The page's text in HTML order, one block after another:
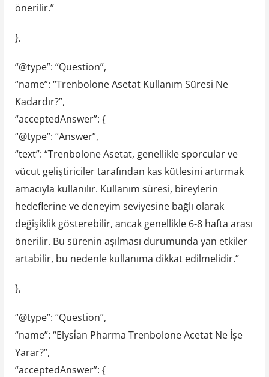
önerilir.”
},
“@type”: “Question”,
“name”: “Trenbolone Asetat Kullanım Süresi Ne
Kadardır?”,
“acceptedAnswer”: {
“@type”: “Answer”,
“text”: “Trenbolone Asetat, genellikle sporcular ve
vücut geliştiriciler tarafından kas kütlesini artırmak
amacıyla kullanılır. Kullanım süresi, bireylerin
hedeflerine ve deneyim seviyesine bağlı olarak
değişiklik gösterebilir, ancak genellikle 6-8 hafta arası
önerilir. Bu sürenin aşılması durumunda yan etkiler
artabilir, bu nedenle kullanıma dikkat edilmelidir.”
},
“@type”: “Question”,
“name”: “Elysi̇an Pharma Trenbolone Acetat Ne İşe
Yarar?”,
“acceptedAnswer”: {